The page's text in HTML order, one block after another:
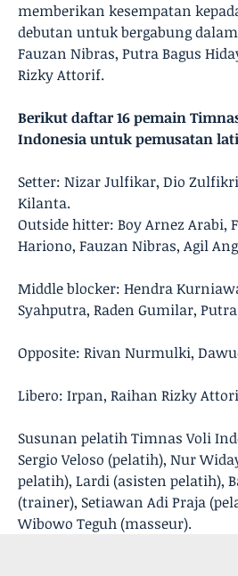
memberikan kesempatan
debutan untuk bergabung
Fauzan Nibras, Putra Bagus
Rizky Attorif.
Berikut daftar 16 pemain
Indonesia untuk pemusatan
Setter: Nizar Julfikar, Dio
Kilanta.
Outside hitter: Boy Arnez Arabi,
Hariono, Fauzan Nibras, Agil
Middle blocker: Hendra
Syahputra, Raden Gumilar,
Opposite: Rivan Nurmulki,
Libero: Irpan, Raihan Rizky
Susunan pelatih Timnas Voli
Sergio Veloso (pelatih), Nur
pelatih), Lardi (asisten pelatih),
(trainer), Setiawan Adi Praja
Wibowo Teguh (masseur).